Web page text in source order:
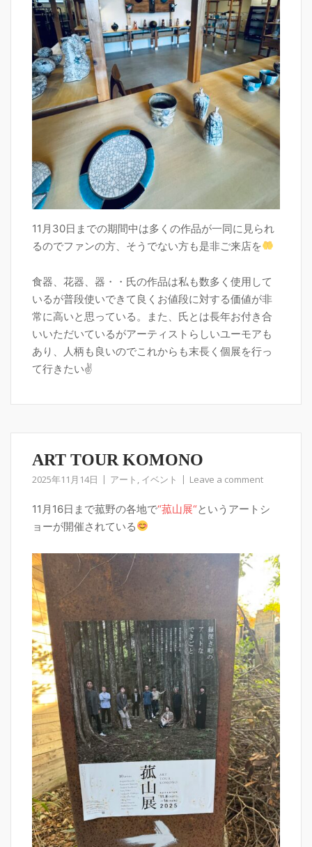
11月30日までの期間中は多くの作品が一同に見られ
るのでファンの方、そうでない方も是非ご来店を
食器、花器、器・・氏の作品は私も数多く使用して
いるが普段使いできて良くお値段に対する価値が非
常に高いと思っている。また、氏とは長年お付き合
いいただいているがアーティストらしいユーモアも
あり、人柄も良いのでこれからも末長く個展を行っ
て行きたい✌️
ART TOUR KOMONO
2025年11月14日 アート , イベント Leave a comment
11月16日まで菰野の各地で“菰山展“というアートシ
ョーが開催されている